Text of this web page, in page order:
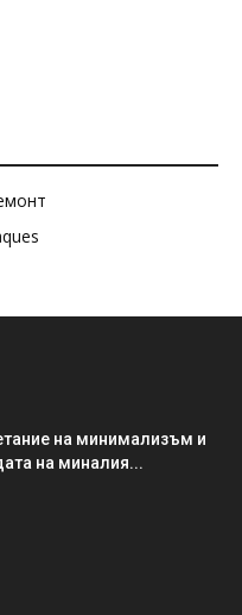
на минимализъм и
на миналия...